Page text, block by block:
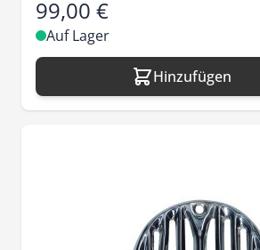
99,00 €
Auf Lager
Hinzufügen